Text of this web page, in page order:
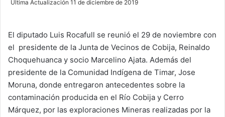
a
n
e
m
a
i
l
Última Actualización 11 de diciembre de 2019
El diputado Luis Rocafull se reunió el 29 de noviembre con
el presidente de la Junta de Vecinos de Cobija, Reinaldo
Choquehuanca y socio Marcelino Ajata. Además del
presidente de la Comunidad Indígena de Timar, Jose
Moruna, donde entregaron antecedentes sobre la
contaminación producida en el Río Cobija y Cerro
Márquez, por las exploraciones Mineras realizadas por la